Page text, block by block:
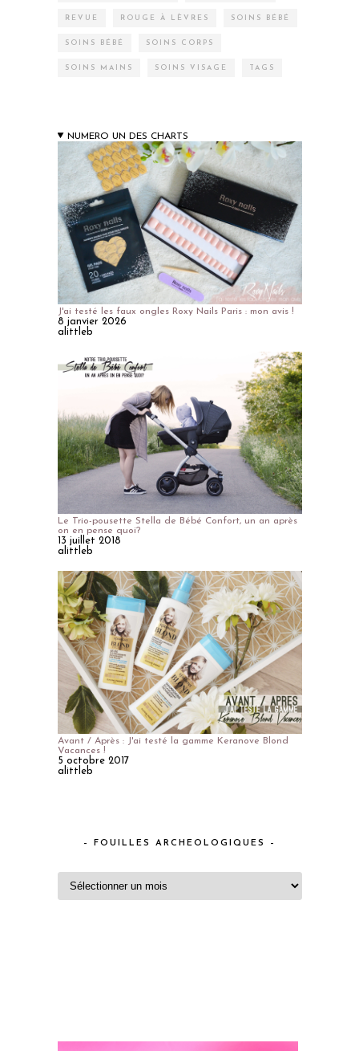
REVUE ROUGE À LÈVRES SOINS BÉBÉ
SOINS BÉBÉ SOINS CORPS
SOINS MAINS SOINS VISAGE TAGS
NUMERO UN DES CHARTS
J'ai testé les faux ongles Roxy Nails Paris : mon avis !
8 janvier 2026
alittleb
Le Trio-pousette Stella de Bébé Confort, un an après
on en pense quoi?
13 juillet 2018
alittleb
Avant / Après : J'ai testé la gamme Keranove Blond
Vacances !
5 octobre 2017
alittleb
– FOUILLES ARCHEOLOGIQUES –